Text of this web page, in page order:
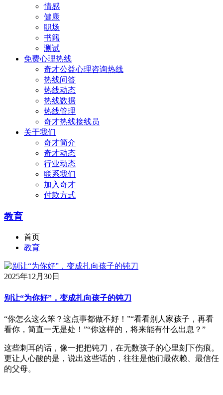
情感
健康
职场
书籍
测试
免费心理热线
奇才公益心理咨询热线
热线问答
热线动态
热线数据
热线管理
奇才热线接线员
关于我们
奇才简介
奇才动态
行业动态
联系我们
加入奇才
付款方式
教育
首页
教育
2025年12月30日
别让“为你好”，变成扎向孩子的钝刀
“你怎么这么笨？这点事都做不好！”“看看别人家孩子，再看
看你，简直一无是处！”“你这样的，将来能有什么出息？”
这些刺耳的话，像一把把钝刀，在无数孩子的心里刻下伤痕。
更让人心酸的是，说出这些话的，往往是他们最依赖、最信任
的父母。